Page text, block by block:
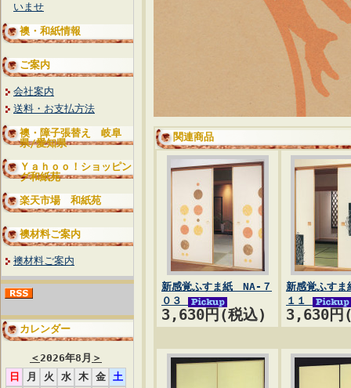
いませ
襖・和紙情報
ご案内
会社案内
送料・お支払方法
襖・障子張替え 岐阜
県/愛知県
Ｙａｈｏｏ！ショッピン
グ和紙苑
楽天市場 和紙苑
襖材料ご案内
襖材料ご案内
カレンダー
＜2026年8月 ＞
日
月 火 水 木 金 土
関連商品
新感覚ふすま紙 NA-７
０３
3,630円(税込)
新感覚ふす
１１
3,630円